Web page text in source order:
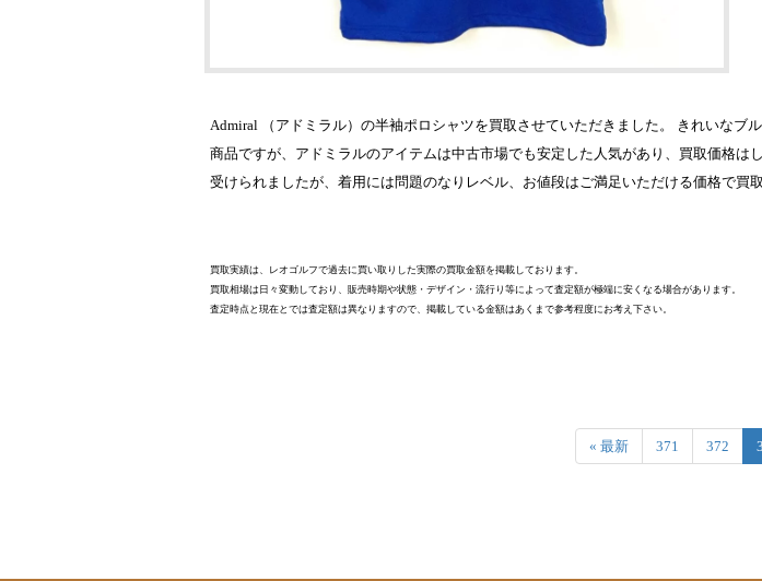
Admiral （アドミラル）の半袖ポロシャツを買取させていただきました。 きれいな
商品ですが、アドミラルのアイテムは中古市場でも安定した人気があり、買取価格
受けられましたが、着用には問題のなりレベル、お値段はご満足いただける価格で買
買取実績は、レオゴルフで過去に買い取りした実際の買取金額を掲載しております。
買取相場は日々変動しており、販売時期や状態・デザイン・流行り等によって査定額が極端に安くなる場合があります。
査定時点と現在とでは査定額は異なりますので、掲載している金額はあくまで参考程度にお考え下さい。
« 最新 371 372